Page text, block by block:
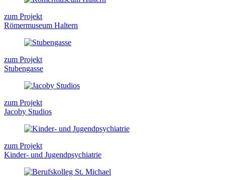
zum Projekt
Römermuseum Haltern
zum Projekt
Stubengasse
zum Projekt
Jacoby Studios
zum Projekt
Kinder- und Jugendpsychiatrie